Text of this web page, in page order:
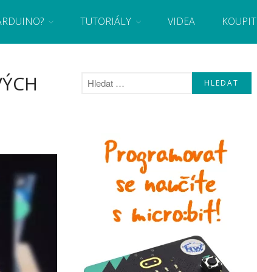
Arduino a microbit projekty, návody, novinky i tutoriály pro začátečníky i pro
TUTORIÁLY VIDEA KOUPIT